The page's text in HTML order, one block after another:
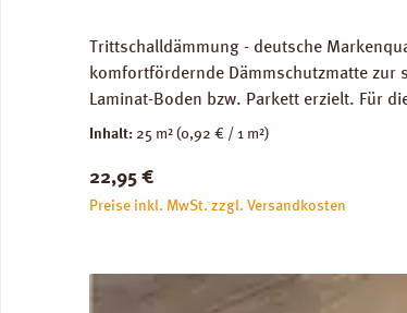
Trittschalldämmung - deutsche
komfortfördernde Dämmschutzmatte zur
Laminat-Boden bzw. Parkett erzielt. Für
Abmessungen: Breite 100 cm, Länge 25
Inhalt: 25 m² (0,92 € / 1 m²)
Regulärer Preis:
22,95 €
Preise inkl. MwSt. zzgl. Versandkosten